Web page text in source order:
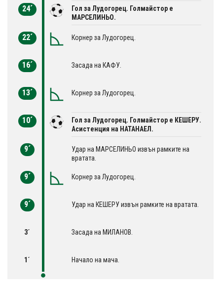
24´
Гол за Лудогорец. Голмайстор е
МАРСЕЛИНЬО.
22´ Корнер за Лудогорец.
16´ Засада на КАФУ.
13´ Корнер за Лудогорец.
10´
Гол за Лудогорец. Голмайстор е КЕШЕРУ.
Асистенция на НАТАНАЕЛ.
9´
Удар на МАРСЕЛИНЬО извън рамките на
вратата.
9´ Корнер за Лудогорец.
9´ Удар на КЕШЕРУ извън рамките на вратата.
3´ Засада на МИЛАНОВ.
1´ Начало на мача.